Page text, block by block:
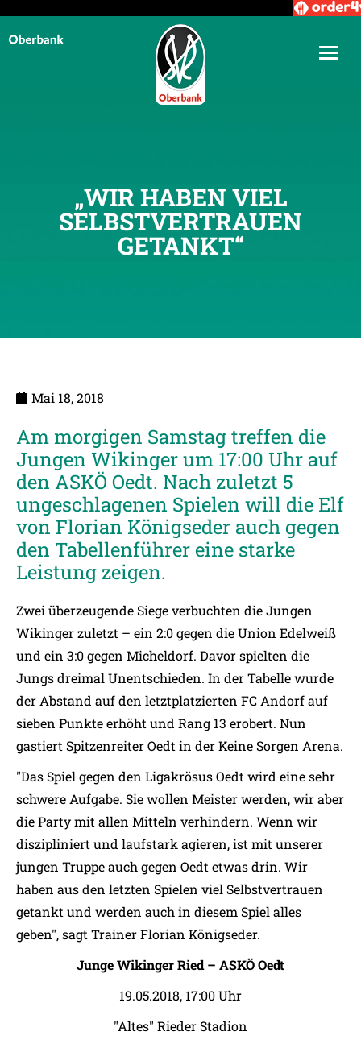
„WIR HABEN VIEL
SELBSTVERTRAUEN
GETANKT“
Mai 18, 2018
Am morgigen Samstag treffen die
Jungen Wikinger um 17:00 Uhr auf
den ASKÖ Oedt. Nach zuletzt 5
ungeschlagenen Spielen will die Elf
von Florian Königseder auch gegen
den Tabellenführer eine starke
Leistung zeigen.
Zwei überzeugende Siege verbuchten die Jungen
Wikinger zuletzt – ein 2:0 gegen die Union Edelweiß
und ein 3:0 gegen Micheldorf. Davor spielten die
Jungs dreimal Unentschieden. In der Tabelle wurde
der Abstand auf den letztplatzierten FC Andorf auf
sieben Punkte erhöht und Rang 13 erobert. Nun
gastiert Spitzenreiter Oedt in der Keine Sorgen Arena.
"Das Spiel gegen den Ligakrösus Oedt wird eine sehr
schwere Aufgabe. Sie wollen Meister werden, wir aber
die Party mit allen Mitteln verhindern. Wenn wir
diszipliniert und laufstark agieren, ist mit unserer
jungen Truppe auch gegen Oedt etwas drin. Wir
haben aus den letzten Spielen viel Selbstvertrauen
getankt und werden auch in diesem Spiel alles
geben", sagt Trainer Florian Königseder.
Junge Wikinger Ried – ASKÖ Oedt
19.05.2018, 17:00 Uhr
"Altes" Rieder Stadion